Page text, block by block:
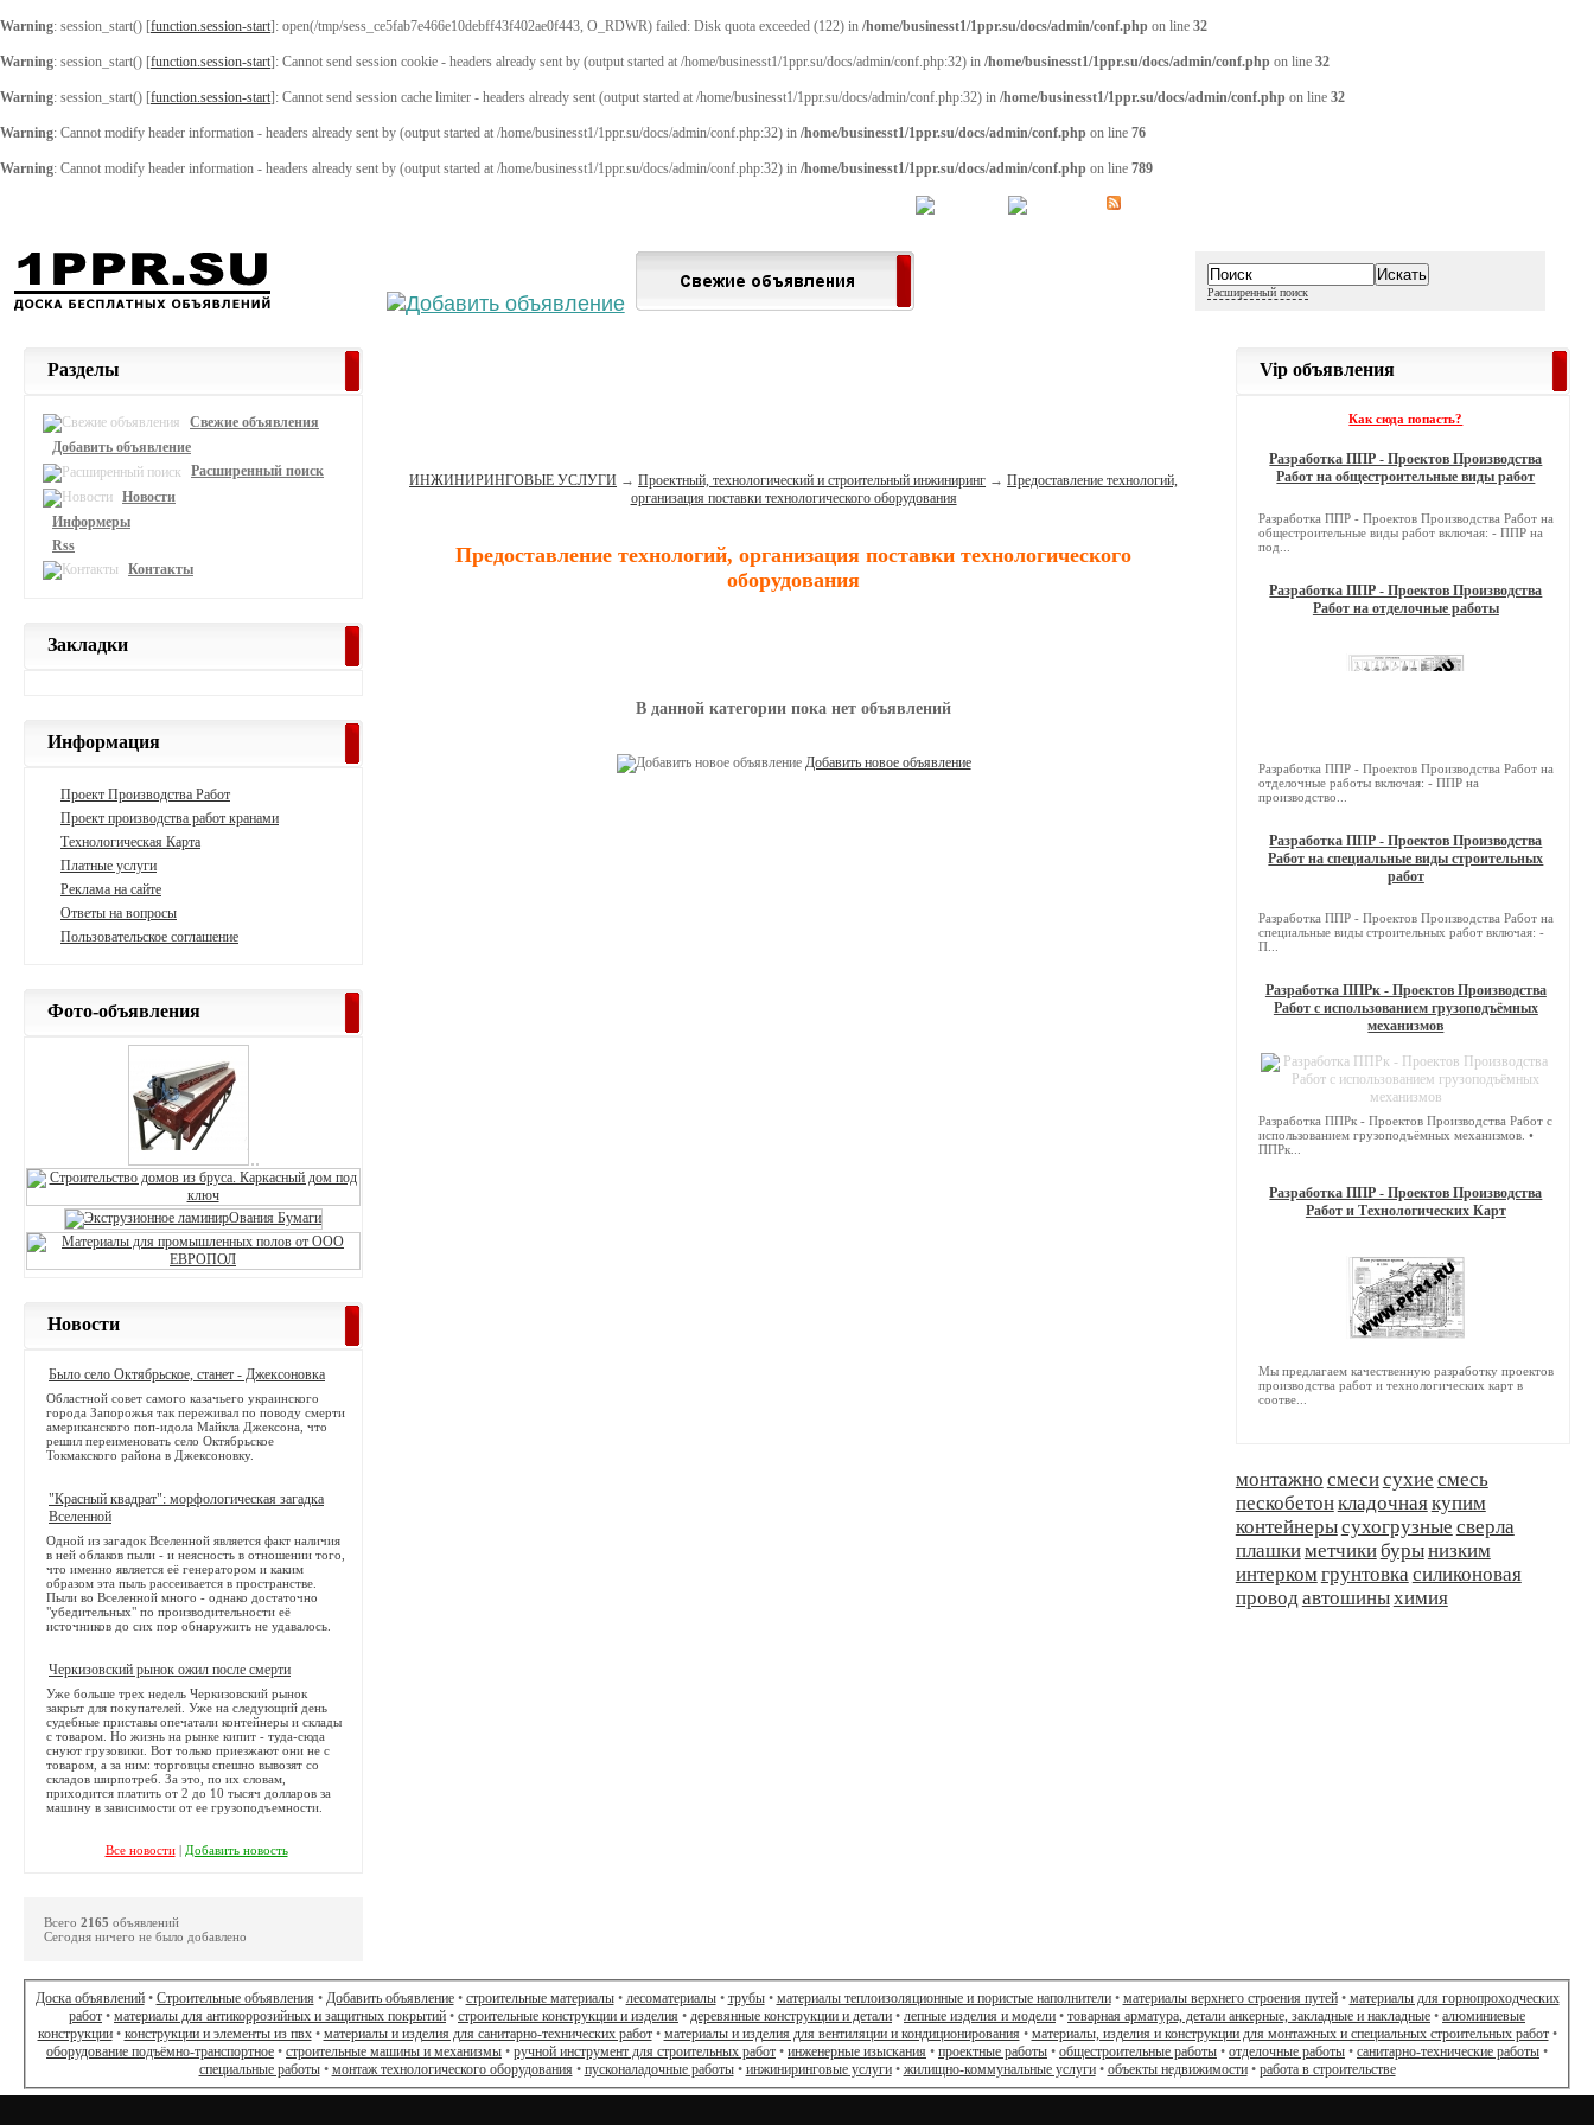
Warning: session_start() [function.session-start]: open(/tmp/sess_ce5fab7e466e10debff43f402ae0f443, O_RDWR) failed: Disk quota exceeded (122) in /home/businesst1/1ppr.su/docs/admin/conf.php on line 32
Warning: session_start() [function.session-start]: Cannot send session cookie - headers already sent by (output started at /home/businesst1/1ppr.su/docs/admin/conf.php:32) in /home/businesst1/1ppr.su/docs/admin/conf.php on line 32
Warning: session_start() [function.session-start]: Cannot send session cache limiter - headers already sent (output started at /home/businesst1/1ppr.su/docs/admin/conf.php:32) in /home/businesst1/1ppr.su/docs/admin/conf.php on line 32
Warning: Cannot modify header information - headers already sent by (output started at /home/businesst1/1ppr.su/docs/admin/conf.php:32) in /home/businesst1/1ppr.su/docs/admin/conf.php on line 76
Warning: Cannot modify header information - headers already sent by (output started at /home/businesst1/1ppr.su/docs/admin/conf.php:32) in /home/businesst1/1ppr.su/docs/admin/conf.php on line 789
Расширенный поиск
ИНЖИНИРИНГОВЫЕ УСЛУГИ →Проектный, технологический и строительный инжиниринг →Предоставление технологий,
организация поставки технологического оборудования
Предоставление технологий, организация поставки технологического
оборудования
В данной категории пока нет объявлений
Добавить новое объявление
Разделы
Свежие объявления
Добавить объявление
Расширенный поиск
Новости
Информеры
Rss
Контакты
Закладки
Информация
Проект Производства Работ
Проект производства работ кранами
Технологическая Карта
Платные услуги
Реклама на сайте
Ответы на вопросы
Пользовательское соглашение
Фото-объявления
Новости
Было село Октябрьское, станет - Джексоновка
Областной совет самого казачьего украинского
города Запорожья так переживал по поводу смерти
американского поп-идола Майкла Джексона, что
решил переименовать село Октябрьское
Токмакского района в Джексоновку.
"Красный квадрат": морфологическая загадка
Вселенной
Одной из загадок Вселенной является факт наличия
в ней облаков пыли - и неясность в отношении того,
что именно является её генератором и каким
образом эта пыль рассеивается в пространстве.
Пыли во Вселенной много - однако достаточно
"убедительных" по производительности её
источников до сих пор обнаружить не удавалось.
Черкизовский рынок ожил после смерти
Уже больше трех недель Черкизовский рынок
закрыт для покупателей. Уже на следующий день
судебные приставы опечатали контейнеры и склады
с товаром. Но жизнь на рынке кипит - туда-сюда
снуют грузовики. Вот только приезжают они не с
товаром, а за ним: торговцы спешно вывозят со
складов ширпотреб. За это, по их словам,
приходится платить от 2 до 10 тысяч долларов за
машину в зависимости от ее грузоподъемности.
Все новости| Добавить новость
Всего 2165 объявлений
Сегодня ничего не было добавлено
Vip объявления
Как сюда попасть?
Разработка ППР - Проектов Производства
Работ на общестроительные виды работ
Разработка ППР - Проектов Производства Работ на
общестроительные виды работ включая: - ППР на
под...
Разработка ППР - Проектов Производства
Работ на отделочные работы
Разработка ППР - Проектов Производства Работ на
отделочные работы включая: - ППР на
производство...
Разработка ППР - Проектов Производства
Работ на специальные виды строительных
работ
Разработка ППР - Проектов Производства Работ на
специальные виды строительных работ включая: -
П...
Разработка ППРк - Проектов Производства
Работ с использованием грузоподъёмных
механизмов
Разработка ППРк - Проектов Производства Работ с
использованием грузоподъёмных механизмов. •
ППРк...
Разработка ППР - Проектов Производства
Работ и Технологических Карт
Мы предлагаем качественную разработку проектов
производства работ и технологических карт в
соотве...
монтажно смесисухие смесь
пескобетонкладочнаякупим
контейнерысухогрузные сверла
плашкиметчикибурынизким
интеркомгрунтовкасиликоновая
проводавтошиныхимия
Доска объявлений• Строительные объявления • Добавить объявление• строительные материалы• лесоматериалы• трубы• материалы теплоизоляционные и пористые наполнители• материалы верхнего строения путей• материалы для горнопроходческих
работ • материалы для антикоррозийных и защитных покрытий • строительные конструкции и изделия • деревянные конструкции и детали • лепные изделия и модели • товарная арматура, детали анкерные, закладные и накладные • алюминиевые
конструкции• конструкции и элементы из пвх• материалы и изделия для санитарно-технических работ• материалы и изделия для вентиляции и кондиционирования • материалы, изделия и конструкции для монтажных и специальных строительных работ•
оборудование подъёмно-транспортное • строительные машины и механизмы • ручной инструмент для строительных работ • инженерные изыскания • проектные работы • общестроительные работы • отделочные работы • санитарно-технические работы •
специальные работы• монтаж технологического оборудования • пусконаладочные работы• инжиниринговые услуги• жилищно-коммунальные услуги• объекты недвижимости• работа в строительстве